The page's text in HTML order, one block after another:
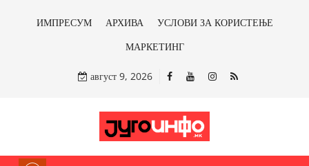
ИМПРЕСУМ АРХИВА
УСЛОВИ ЗА КОРИСТЕЊЕ
МАРКЕТИНГ
август 9, 2026